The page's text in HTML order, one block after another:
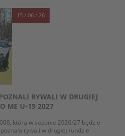
15 / 06 / 26
RYWALI W DRUGIEJ
ME U-19 2027
która w sezonie 2026/27 będzie
rywali w drugiej rundzie